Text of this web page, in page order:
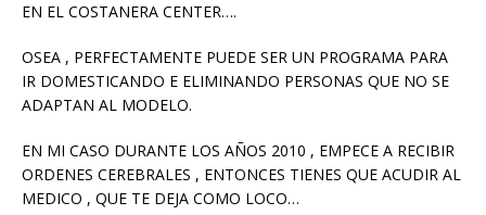
EN EL COSTANERA CENTER….
OSEA , PERFECTAMENTE PUEDE SER UN PROGRAMA PARA
IR DOMESTICANDO E ELIMINANDO PERSONAS QUE NO SE
ADAPTAN AL MODELO.
EN MI CASO DURANTE LOS AÑOS 2010 , EMPECE A RECIBIR
ORDENES CEREBRALES , ENTONCES TIENES QUE ACUDIR AL
MEDICO , QUE TE DEJA COMO LOCO…